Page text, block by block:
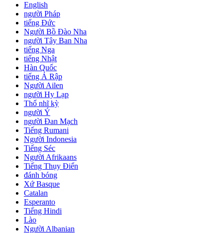
English
người Pháp
tiếng Đức
Người Bồ Đào Nha
người Tây Ban Nha
tiếng Nga
tiếng Nhật
Hàn Quốc
tiếng Ả Rập
Người Ailen
người Hy Lạp
Thổ nhĩ kỳ
người Ý
người Đan Mạch
Tiếng Rumani
Người Indonesia
Tiếng Séc
Người Afrikaans
Tiếng Thụy Điển
đánh bóng
Xứ Basque
Catalan
Esperanto
Tiếng Hindi
Lào
Người Albanian